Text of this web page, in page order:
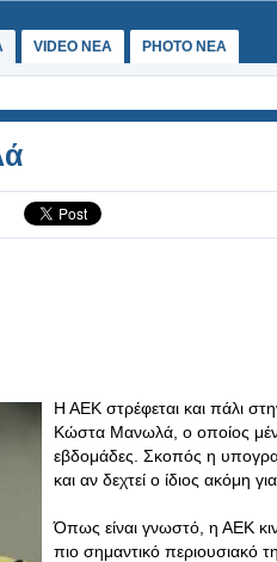
VIDEO NEA PHOTO NEA
Η ΑΕΚ στρέφεται και πάλι
Κώστα Μανωλά, ο οποίος
εβδομάδες. Σκοπός η
και αν δεχτεί ο ίδιος ακόμη
Όπως είναι γνωστό, η ΑΕΚ
πιο σημαντικό περιουσιακό